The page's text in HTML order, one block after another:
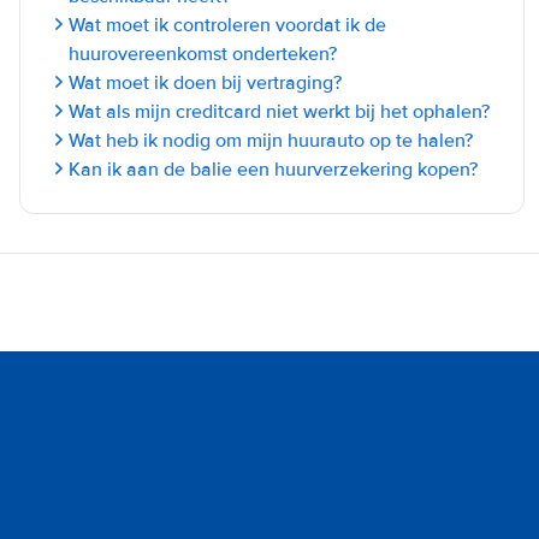
Wat moet ik controleren voordat ik de
huurovereenkomst onderteken?
Wat moet ik doen bij vertraging?
Wat als mijn creditcard niet werkt bij het ophalen?
Wat heb ik nodig om mijn huurauto op te halen?
Kan ik aan de balie een huurverzekering kopen?